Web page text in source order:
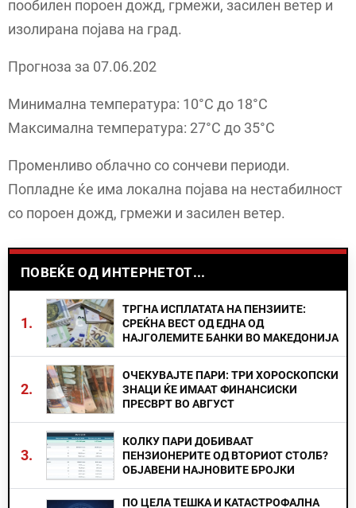
пообилен пороен дожд, грмежи, засилен ветер и
изолирана појава на град.
Прогноза за 07.06.202
Минимална температура: 10°C до 18°C
Максимална температура: 27°C до 35°C
Променливо облачно со сончеви периоди.
Попладне ќе има локална појава на нестабилност
со пороен дожд, грмежи и засилен ветер.
ПОВЕЌЕ ОД ИНТЕРНЕТОТ...
1.
ТРГНА ИСПЛАТАТА НА ПЕНЗИИТЕ:
СРЕЌНА ВЕСТ ОД ЕДНА ОД
НАЈГОЛЕМИТЕ БАНКИ ВО МАКЕДОНИЈА
2.
ОЧЕКУВАЈТЕ ПАРИ: ТРИ ХОРОСКОПСКИ
ЗНАЦИ ЌЕ ИМААТ ФИНАНСИСКИ
ПРЕСВРТ ВО АВГУСТ
3.
КОЛКУ ПАРИ ДОБИВААТ
ПЕНЗИОНЕРИТЕ ОД ВТОРИОТ СТОЛБ?
ОБЈАВЕНИ НАЈНОВИТЕ БРОЈКИ
ПО ЦЕЛА ТЕШКА И КАТАСТРОФАЛНА